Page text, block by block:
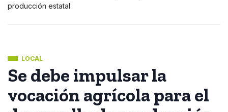
producción estatal
LOCAL
Se debe impulsar la
vocación agrícola para el